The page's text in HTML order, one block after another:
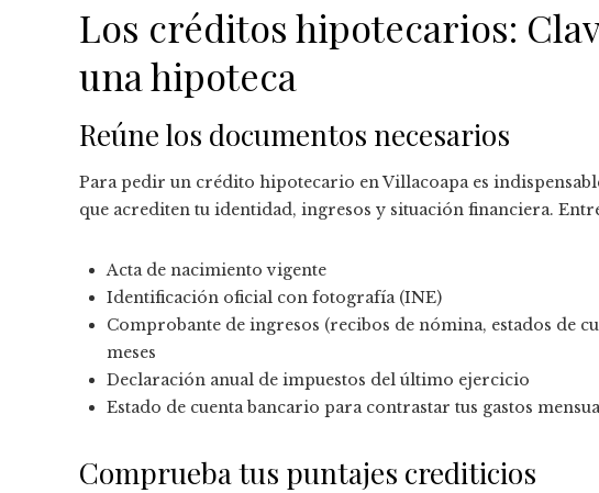
Los créditos hipotecarios:
una hipoteca
Reúne los documentos necesarios
Para pedir un crédito hipotecario en Villacoapa es
que acrediten tu identidad, ingresos y situación financiera.
Acta de nacimiento vigente
Identificación oficial con fotografía (INE)
Comprobante de ingresos (recibos de nómina, estados de
meses
Declaración anual de impuestos del último ejercicio
Estado de cuenta bancario para contrastar tus gastos
Comprueba tus puntajes crediticios